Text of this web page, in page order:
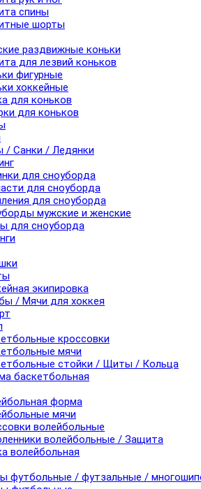
спины
шорты
раздвижные коньки
для лезвий коньков
фигурные
хоккейные
для коньков
для коньков
/ Санки / Ледянки
для сноуборда
для сноуборда
для сноуборда
мужские и женские
для сноуборда
экипировка
/ Мячи для хоккея
кроссовки
мячи
стойки / Щиты / Кольца
баскетбольная
форма
мячи
волейбольные
волейбольные / Защита
волейбольная
футбольные / футзальные /